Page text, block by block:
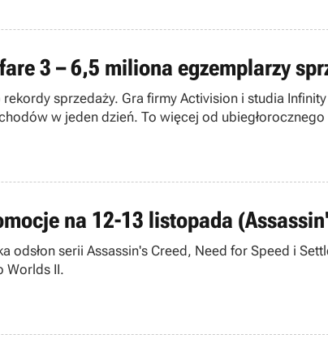
3 – 6,5 miliona egzemplarzy
sprzedaży. Gra firmy Activision i studia
w jeden dzień. To więcej od ubiegłorocznego
na 12-13 listopada
odsłon serii Assassin's Creed, Need for Speed i
Worlds II.